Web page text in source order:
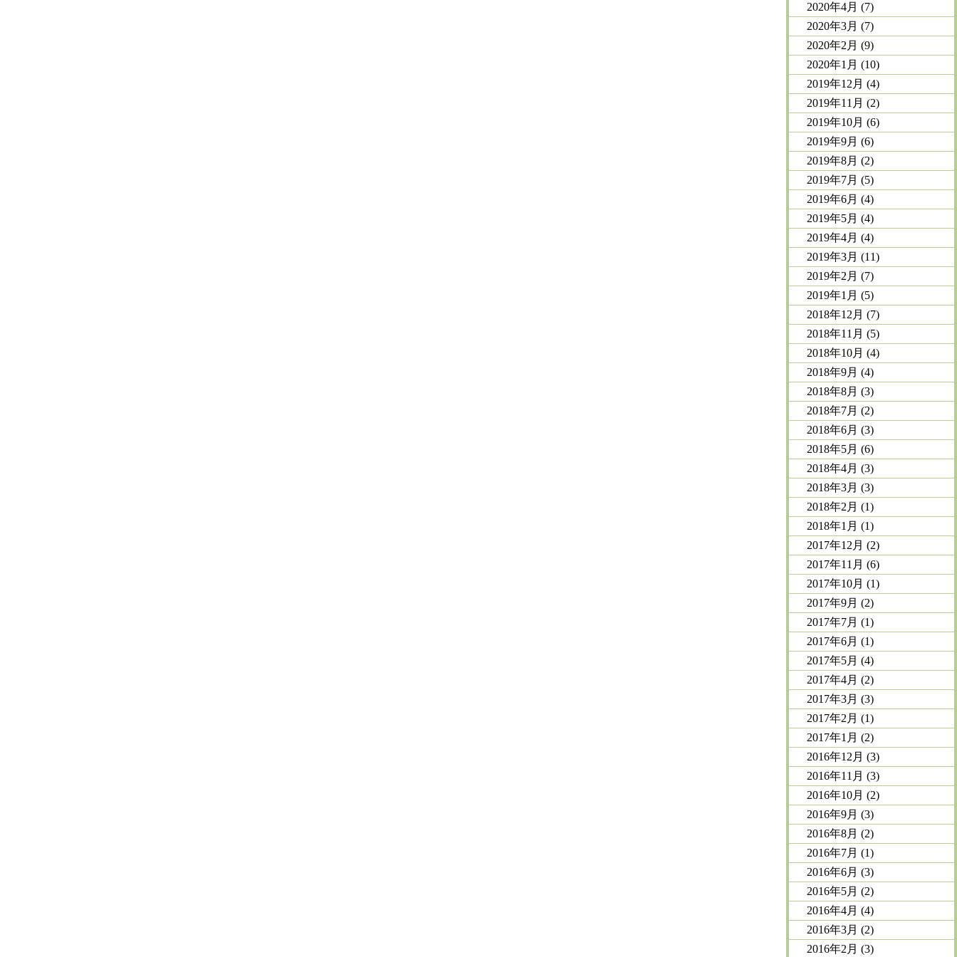
2020年4月 (7)
2020年3月 (7)
2020年2月 (9)
2020年1月 (10)
2019年12月 (4)
2019年11月 (2)
2019年10月 (6)
2019年9月 (6)
2019年8月 (2)
2019年7月 (5)
2019年6月 (4)
2019年5月 (4)
2019年4月 (4)
2019年3月 (11)
2019年2月 (7)
2019年1月 (5)
2018年12月 (7)
2018年11月 (5)
2018年10月 (4)
2018年9月 (4)
2018年8月 (3)
2018年7月 (2)
2018年6月 (3)
2018年5月 (6)
2018年4月 (3)
2018年3月 (3)
2018年2月 (1)
2018年1月 (1)
2017年12月 (2)
2017年11月 (6)
2017年10月 (1)
2017年9月 (2)
2017年7月 (1)
2017年6月 (1)
2017年5月 (4)
2017年4月 (2)
2017年3月 (3)
2017年2月 (1)
2017年1月 (2)
2016年12月 (3)
2016年11月 (3)
2016年10月 (2)
2016年9月 (3)
2016年8月 (2)
2016年7月 (1)
2016年6月 (3)
2016年5月 (2)
2016年4月 (4)
2016年3月 (2)
2016年2月 (3)